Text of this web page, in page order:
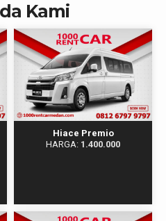
Kami
Hiace Premio
HARGA: 1.400.000